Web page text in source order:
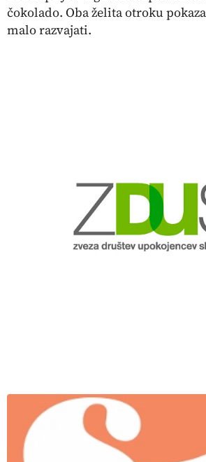
čokolado. Oba želita otroku
malo razvajati.